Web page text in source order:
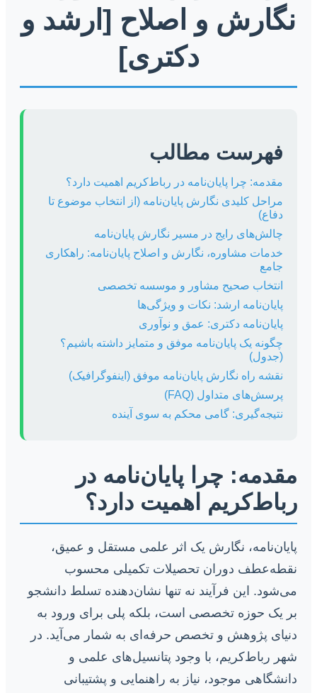
نگارش و اصلاح [ارشد و
دکتری]
فهرست مطالب
مقدمه: چرا پایان‌نامه در رباط‌کریم اهمیت دارد؟
مراحل کلیدی نگارش پایان‌نامه (از انتخاب موضوع تا
دفاع)
چالش‌های رایج در مسیر نگارش پایان‌نامه
خدمات مشاوره، نگارش و اصلاح پایان‌نامه: راهکاری
جامع
انتخاب صحیح مشاور و موسسه تخصصی
پایان‌نامه ارشد: نکات و ویژگی‌ها
پایان‌نامه دکتری: عمق و نوآوری
چگونه یک پایان‌نامه موفق و متمایز داشته باشیم؟
(جدول)
نقشه راه نگارش پایان‌نامه موفق (اینفوگرافیک)
پرسش‌های متداول (FAQ)
نتیجه‌گیری: گامی محکم به سوی آینده
مقدمه: چرا پایان‌نامه در
رباط‌کریم اهمیت دارد؟
پایان‌نامه، نگارش یک اثر علمی مستقل و عمیق،
نقطه‌عطف دوران تحصیلات تکمیلی محسوب
می‌شود. این فرآیند نه تنها نشان‌دهنده تسلط دانشجو
بر یک حوزه تخصصی است، بلکه پلی برای ورود به
دنیای پژوهش و تخصص حرفه‌ای به شمار می‌آید. در
شهر رباط‌کریم، با وجود پتانسیل‌های علمی و
دانشگاهی موجود، نیاز به راهنمایی و پشتیبانی